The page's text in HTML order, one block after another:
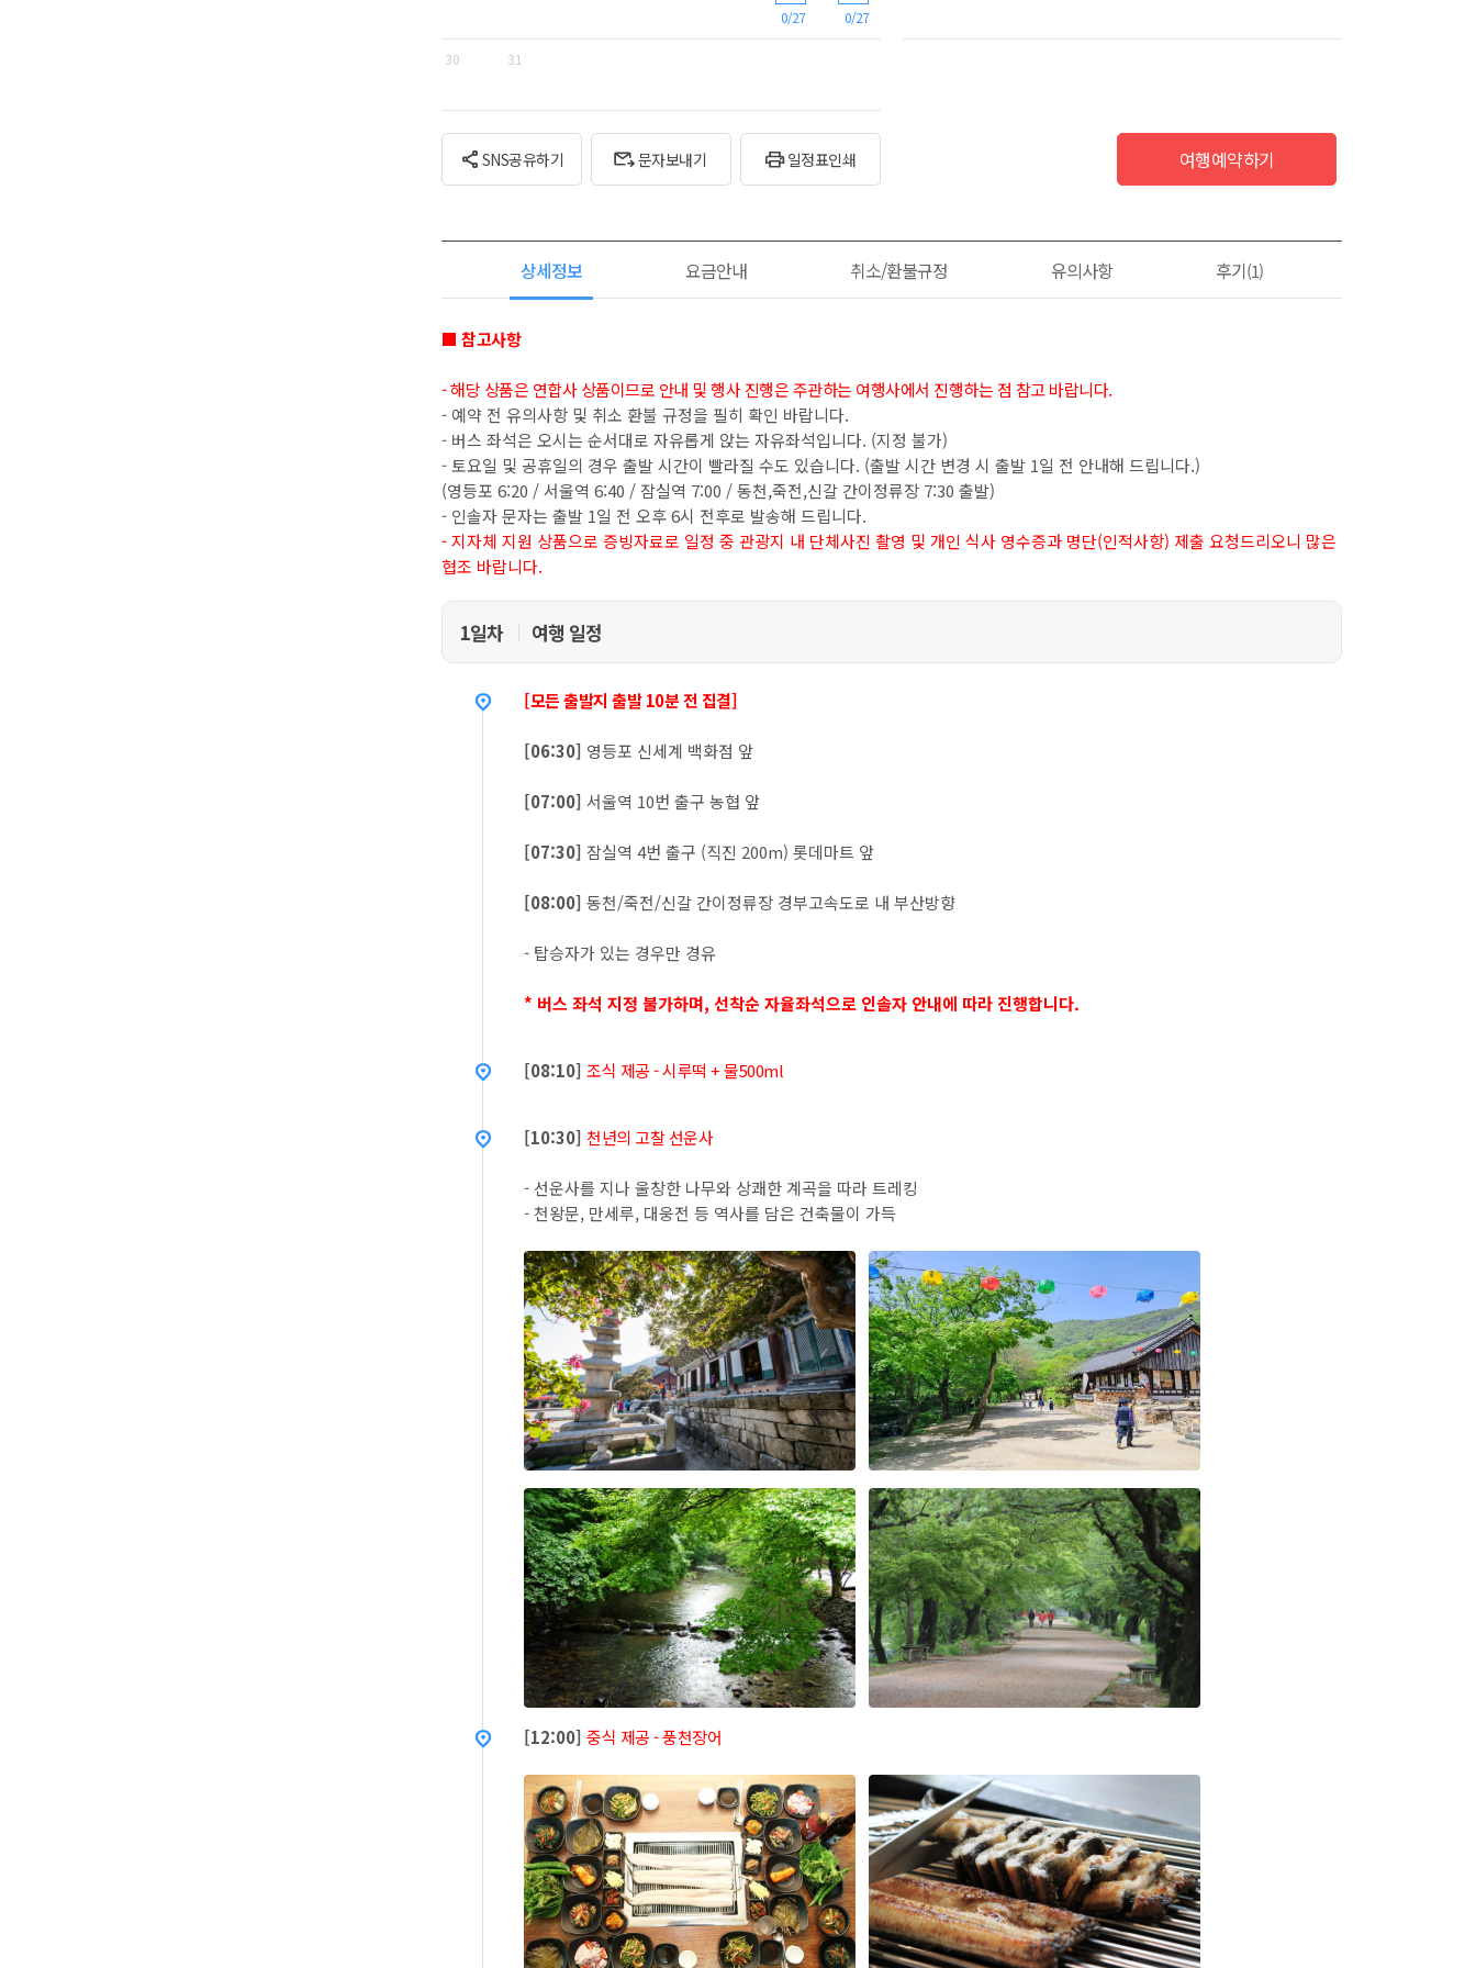
0/27
0/27
30 31
SNS공유하기 문자보내기 일정표인쇄 여행예약하기
상세정보 요금안내 취소/환불규정 유의사항 후기(1)
■ 참고사항
- 해당 상품은 연합사 상품이므로 안내 및 행사 진행은 주관하는 여행사에서 진행하는 점 참고 바랍니다.
- 예약 전 유의사항 및 취소 환불 규정을 필히 확인 바랍니다.
- 버스 좌석은 오시는 순서대로 자유롭게 앉는 자유좌석입니다. (지정 불가)
- 토요일 및 공휴일의 경우 출발 시간이 빨라질 수도 있습니다. (출발 시간 변경 시 출발 1일 전 안내해 드립니다.)
(영등포 6:20 / 서울역 6:40 / 잠실역 7:00 / 동천,죽전,신갈 간이정류장 7:30 출발)
- 인솔자 문자는 출발 1일 전 오후 6시 전후로 발송해 드립니다.
- 지자체 지원 상품으로 증빙자료로 일정 중 관광지 내 단체사진 촬영 및 개인 식사 영수증과 명단(인적사항) 제출 요청드리오니 많은
협조 바랍니다.
1일차 여행 일정
[모든 출발지 출발 10분 전 집결]
[06:30] 영등포 신세계 백화점 앞
[07:00] 서울역 10번 출구 농협 앞
[07:30] 잠실역 4번 출구 (직진 200m) 롯데마트 앞
[08:00] 동천/죽전/신갈 간이정류장 경부고속도로 내 부산방향
- 탑승자가 있는 경우만 경유
* 버스 좌석 지정 불가하며, 선착순 자율좌석으로 인솔자 안내에 따라 진행합니다.
[08:10] 조식 제공 - 시루떡 + 물500ml
[10:30] 천년의 고찰 선운사
- 선운사를 지나 울창한 나무와 상쾌한 계곡을 따라 트레킹
- 천왕문, 만세루, 대웅전 등 역사를 담은 건축물이 가득
[12:00] 중식 제공 - 풍천장어